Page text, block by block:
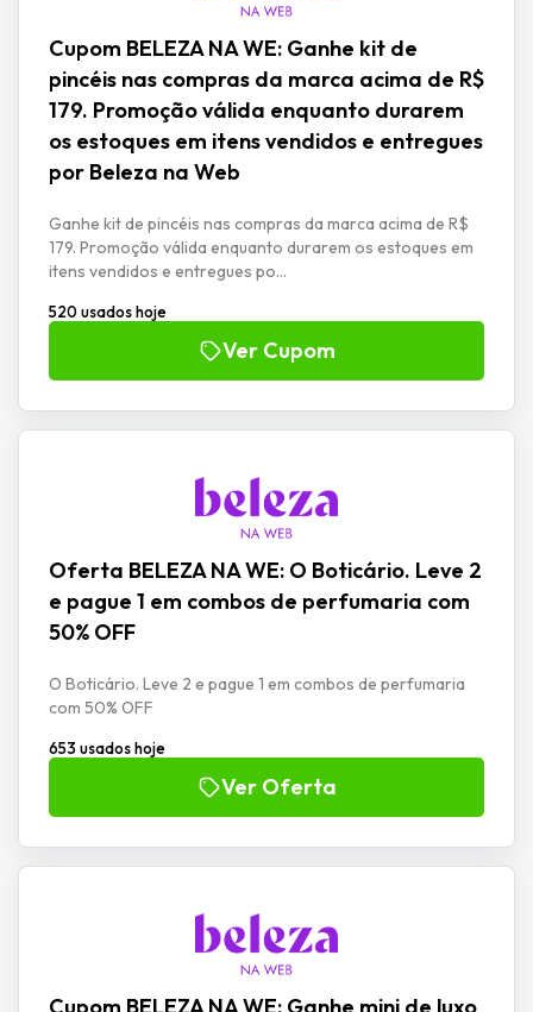
Cupom BELEZA NA WE: Ganhe kit de
pincéis nas compras da marca acima de R$
179. Promoção válida enquanto durarem
os estoques em itens vendidos e entregues
por Beleza na Web
Ganhe kit de pincéis nas compras da marca acima de R$
179. Promoção válida enquanto durarem os estoques em
itens vendidos e entregues po...
520 usados hoje
Ver Cupom
Oferta BELEZA NA WE: O Boticário. Leve 2
e pague 1 em combos de perfumaria com
50% OFF
O Boticário. Leve 2 e pague 1 em combos de perfumaria
com 50% OFF
653 usados hoje
Ver Oferta